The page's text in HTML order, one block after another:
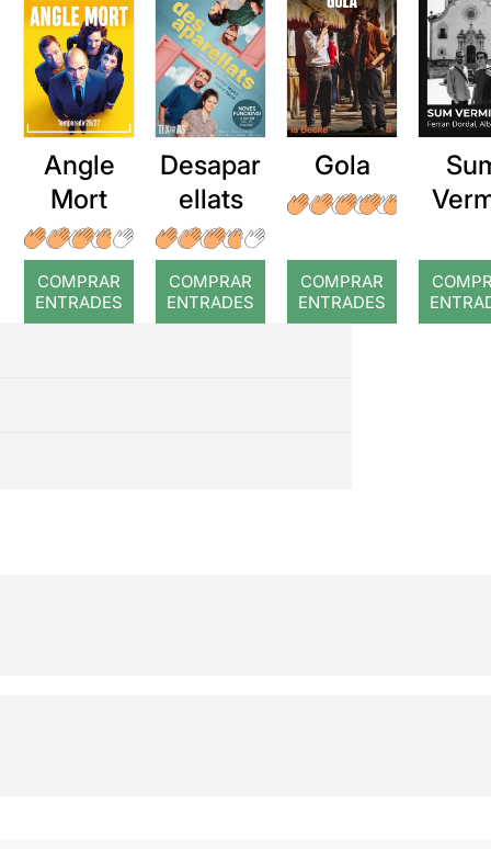
Angle
Mort
COMPRAR
ENTRADES
Desapar
ellats
COMPRAR
ENTRADES
Gola
COMPRAR
ENTRADES